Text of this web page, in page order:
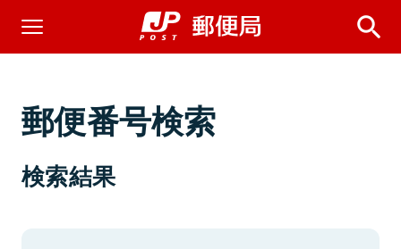
郵便番号検索
検索結果